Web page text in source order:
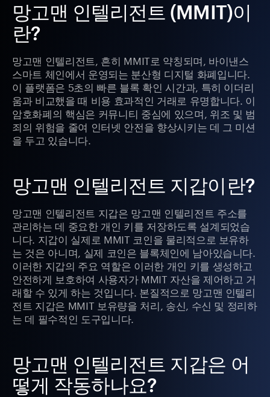
망고맨 인텔리전트 (MMIT)이
란?
망고맨 인텔리전트, 흔히 MMIT로 약칭되며, 바이낸스
스마트 체인에서 운영되는 분산형 디지털 화폐입니다.
이 플랫폼은 5초의 빠른 블록 확인 시간과, 특히 이더리
움과 비교했을 때 비용 효과적인 거래로 유명합니다. 이
암호화폐의 핵심은 커뮤니티 중심에 있으며, 위조 및 범
죄의 위험을 줄여 인터넷 안전을 향상시키는 데 그 미션
을 두고 있습니다.
망고맨 인텔리전트 지갑이란?
망고맨 인텔리전트 지갑은 망고맨 인텔리전트 주소를
관리하는 데 중요한 개인 키를 저장하도록 설계되었습
니다. 지갑이 실제로 MMIT 코인을 물리적으로 보유하
는 것은 아니며, 실제 코인은 블록체인에 남아있습니다.
이러한 지갑의 주요 역할은 이러한 개인 키를 생성하고
안전하게 보호하여 사용자가 MMIT 자산을 제어하고 거
래할 수 있게 하는 것입니다. 본질적으로 망고맨 인텔리
전트 지갑은 MMIT 보유량을 처리, 송신, 수신 및 정리하
는 데 필수적인 도구입니다.
망고맨 인텔리전트 지갑은 어
떻게 작동하나요?